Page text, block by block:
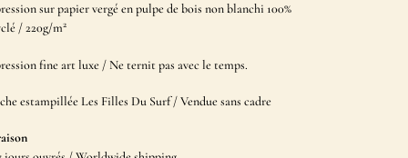
sur papier vergé en pulpe de bois non blanchi 100%
/ 220g/m2
fine artluxe / Neternit pas avec le temps.
estampillée Les Filles Du Surf / Vendue sans cadre